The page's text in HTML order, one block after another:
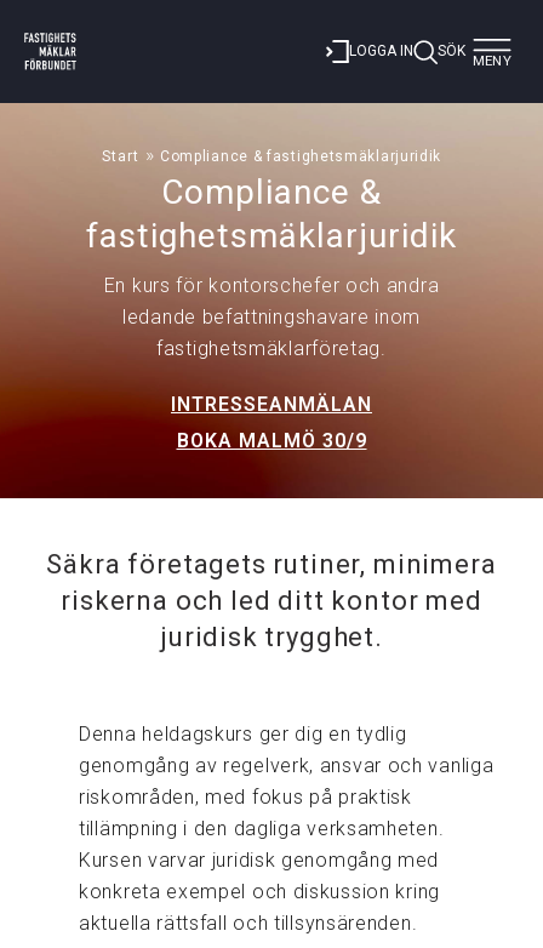
LOGGA IN SÖK Toggle
MENY
Start » Compliance & fastighetsmäklarjuridik
Compliance &
fastighetsmäklarjuridik
En kurs för kontorschefer och andra
ledande befattningshavare inom
fastighetsmäklarföretag.
INTRESSEANMÄLAN
BOKA MALMÖ 30/9
Säkra företagets rutiner, minimera
riskerna och led ditt kontor med
juridisk trygghet.
Denna heldagskurs ger dig en tydlig
genomgång av regelverk, ansvar och vanliga
riskområden, med fokus på praktisk
tillämpning i den dagliga verksamheten.
Kursen varvar juridisk genomgång med
konkreta exempel och diskussion kring
aktuella rättsfall och tillsynsärenden.